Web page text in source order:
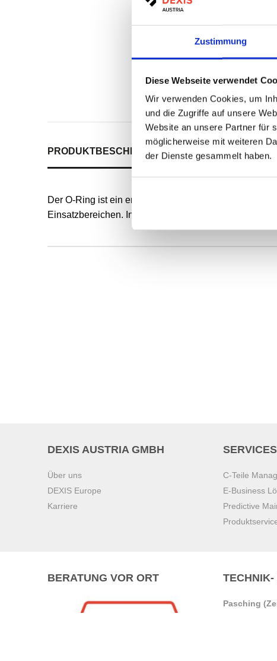
Zustimmung
Diese Webseite verwendet
Wir verwenden Cookies, um
und die Zugriffe auf unsere
Website an unsere Partner für
möglicherweise mit weiteren
der Dienste gesammelt haben.
Lager
Print
PRODUKTBESCHREIBUNG ALLE
Der O-Ring ist ein endlos formvulkanisierter, runder
Einsatzbereichen. Innendurchmesser und
DEXIS AUSTRIA GMBH
Über uns
DEXIS Europe
Karriere
C-Teile
E-Business
Predictive
BERATUNG VOR ORT TECHNIK-
Pasching